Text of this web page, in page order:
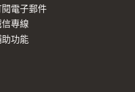
電子郵件
專線
功能